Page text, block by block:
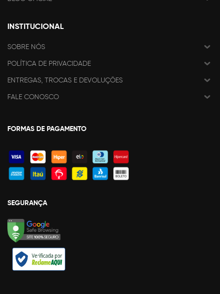
INSTITUCIONAL
SOBRE NÓS
POLÍTICA DE PRIVACIDADE
ENTREGAS, TROCAS E DEVOLUÇÕES
FALE CONOSCO
FORMAS DE PAGAMENTO
SEGURANÇA